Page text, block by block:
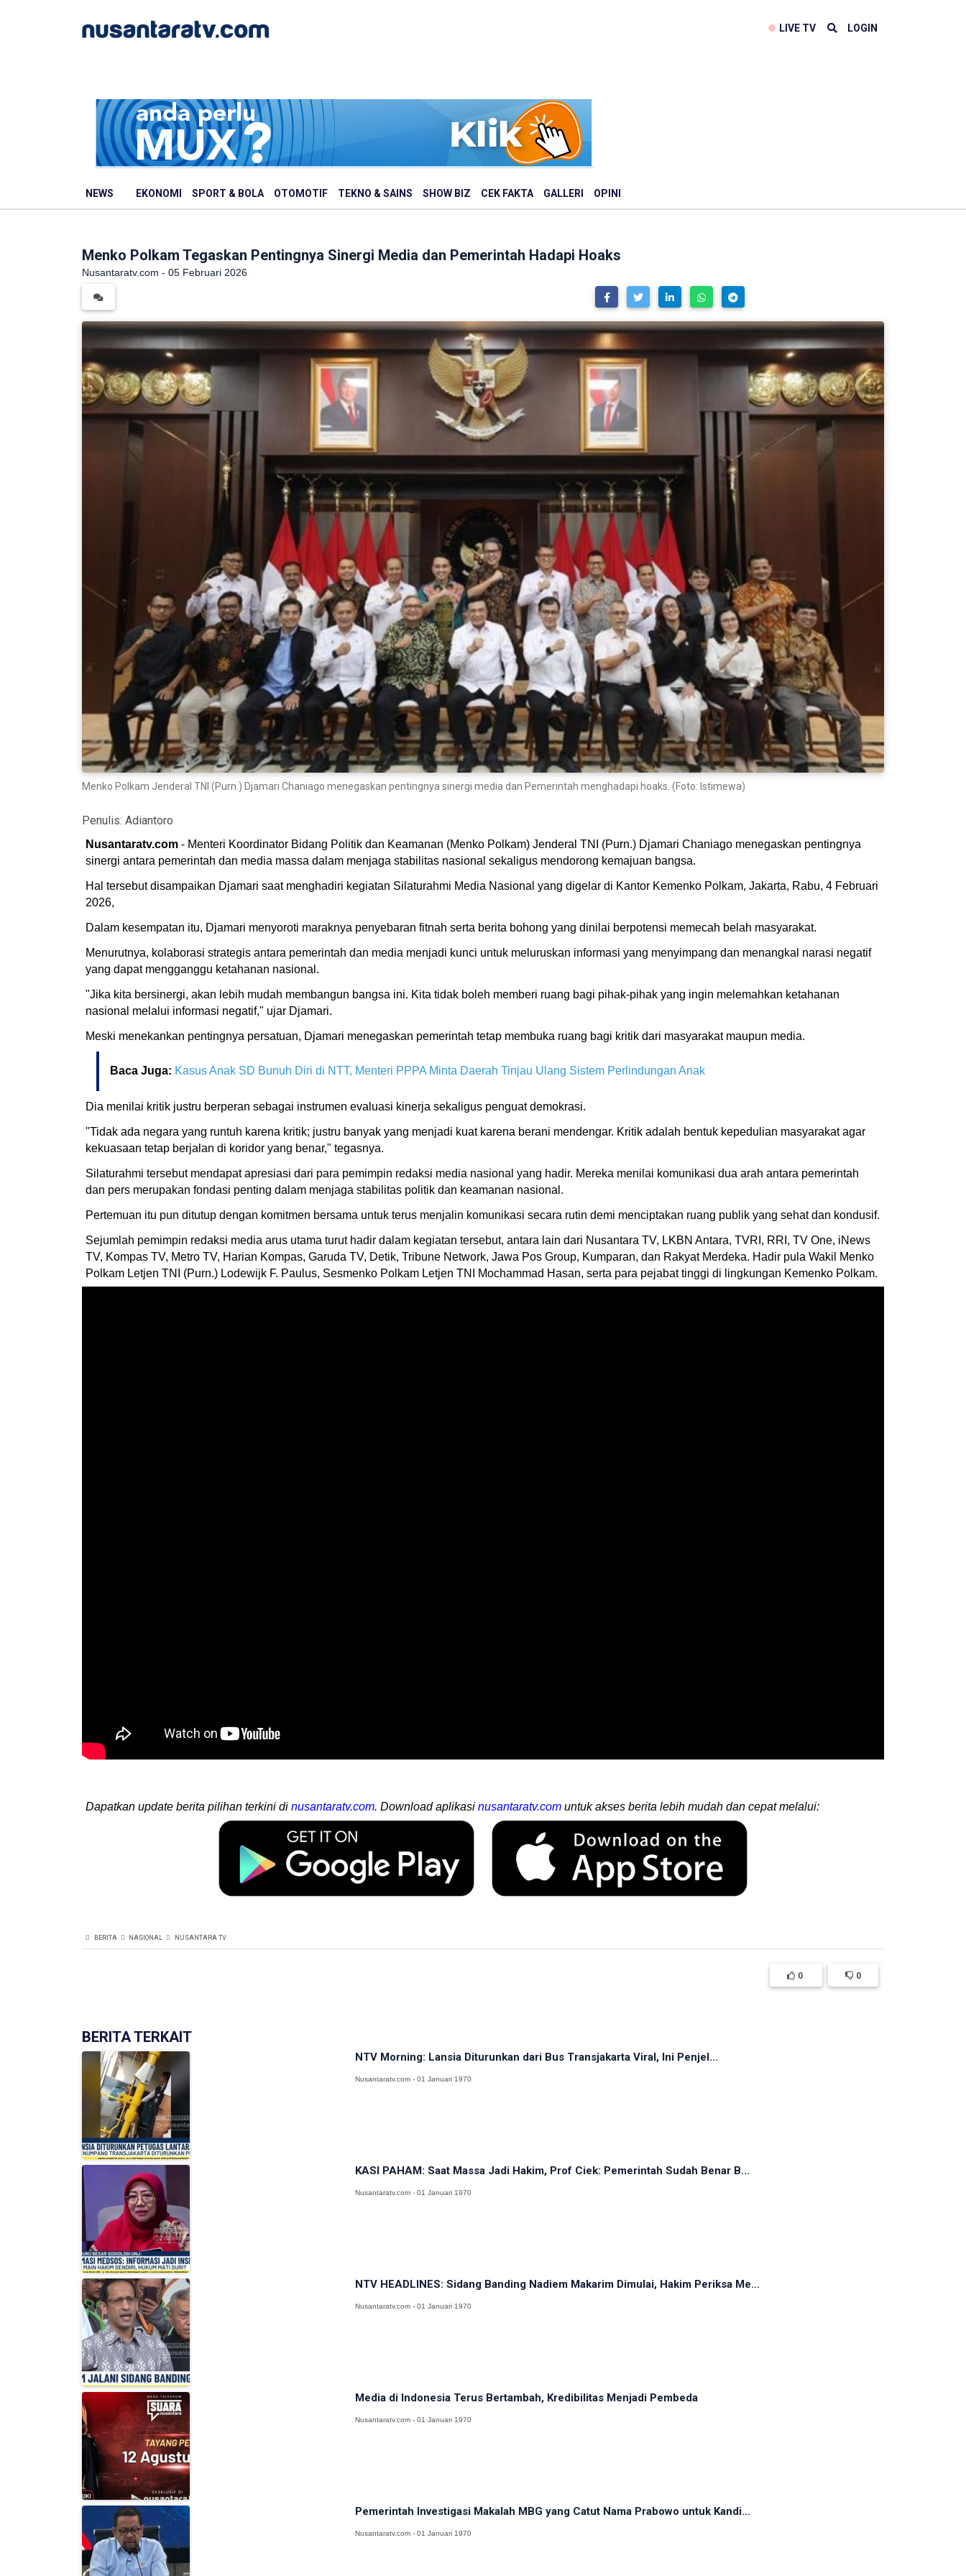
LIVE TV LOGIN
NEWS EKONOMI SPORT & BOLA OTOMOTIF TEKNO & SAINS SHOW BIZ CEK FAKTA GALLERI OPINI
Menko Polkam Tegaskan Pentingnya Sinergi Media dan Pemerintah Hadapi Hoaks
Nusantaratv.com - 05 Februari 2026
Menko Polkam Jenderal TNI (Purn.) Djamari Chaniago menegaskan pentingnya sinergi media dan Pemerintah menghadapi hoaks. (Foto: Istimewa)
Penulis: Adiantoro
Nusantaratv.com - Menteri Koordinator Bidang Politik dan Keamanan (Menko Polkam) Jenderal TNI (Purn.) Djamari Chaniago menegaskan pentingnya
sinergi antara pemerintah dan media massa dalam menjaga stabilitas nasional sekaligus mendorong kemajuan bangsa.
Hal tersebut disampaikan Djamari saat menghadiri kegiatan Silaturahmi Media Nasional yang digelar di Kantor Kemenko Polkam, Jakarta, Rabu, 4 Februari
2026,
Dalam kesempatan itu, Djamari menyoroti maraknya penyebaran fitnah serta berita bohong yang dinilai berpotensi memecah belah masyarakat.
Menurutnya, kolaborasi strategis antara pemerintah dan media menjadi kunci untuk meluruskan informasi yang menyimpang dan menangkal narasi negatif
yang dapat mengganggu ketahanan nasional.
"Jika kita bersinergi, akan lebih mudah membangun bangsa ini. Kita tidak boleh memberi ruang bagi pihak-pihak yang ingin melemahkan ketahanan
nasional melalui informasi negatif," ujar Djamari.
Meski menekankan pentingnya persatuan, Djamari menegaskan pemerintah tetap membuka ruang bagi kritik dari masyarakat maupun media.
Baca Juga: Kasus Anak SD Bunuh Diri di NTT, Menteri PPPA Minta Daerah Tinjau Ulang Sistem Perlindungan Anak
Dia menilai kritik justru berperan sebagai instrumen evaluasi kinerja sekaligus penguat demokrasi.
"Tidak ada negara yang runtuh karena kritik; justru banyak yang menjadi kuat karena berani mendengar. Kritik adalah bentuk kepedulian masyarakat agar
kekuasaan tetap berjalan di koridor yang benar," tegasnya.
Silaturahmi tersebut mendapat apresiasi dari para pemimpin redaksi media nasional yang hadir. Mereka menilai komunikasi dua arah antara pemerintah
dan pers merupakan fondasi penting dalam menjaga stabilitas politik dan keamanan nasional.
Pertemuan itu pun ditutup dengan komitmen bersama untuk terus menjalin komunikasi secara rutin demi menciptakan ruang publik yang sehat dan kondusif.
Sejumlah pemimpin redaksi media arus utama turut hadir dalam kegiatan tersebut, antara lain dari Nusantara TV, LKBN Antara, TVRI, RRI, TV One, iNews
TV, Kompas TV, Metro TV, Harian Kompas, Garuda TV, Detik, Tribune Network, Jawa Pos Group, Kumparan, dan Rakyat Merdeka. Hadir pula Wakil Menko
Polkam Letjen TNI (Purn.) Lodewijk F. Paulus, Sesmenko Polkam Letjen TNI Mochammad Hasan, serta para pejabat tinggi di lingkungan Kemenko Polkam.
Dapatkan update berita pilihan terkini di nusantaratv.com. Download aplikasi nusantaratv.com untuk akses berita lebih mudah dan cepat melalui:
BERITA NASIONAL NUSANTARA TV
0 0
BERITA TERKAIT
NTV Morning: Lansia Diturunkan dari Bus Transjakarta Viral, Ini Penjel...
Nusantaratv.com - 01 Januari 1970
KASI PAHAM: Saat Massa Jadi Hakim, Prof Ciek: Pemerintah Sudah Benar B...
Nusantaratv.com - 01 Januari 1970
NTV HEADLINES: Sidang Banding Nadiem Makarim Dimulai, Hakim Periksa Me...
Nusantaratv.com - 01 Januari 1970
Media di Indonesia Terus Bertambah, Kredibilitas Menjadi Pembeda
Nusantaratv.com - 01 Januari 1970
Pemerintah Investigasi Makalah MBG yang Catut Nama Prabowo untuk Kandi...
Nusantaratv.com - 01 Januari 1970